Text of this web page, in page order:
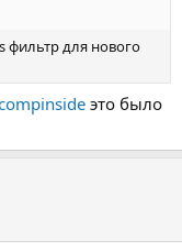
фильтр для нового
это было